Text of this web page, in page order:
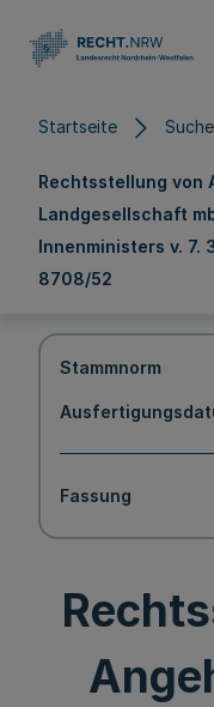
Startseite
Rechtsstellung von
Landgesellschaft
Innenministers v. 7.
8708/52
Stammnorm
Fassung